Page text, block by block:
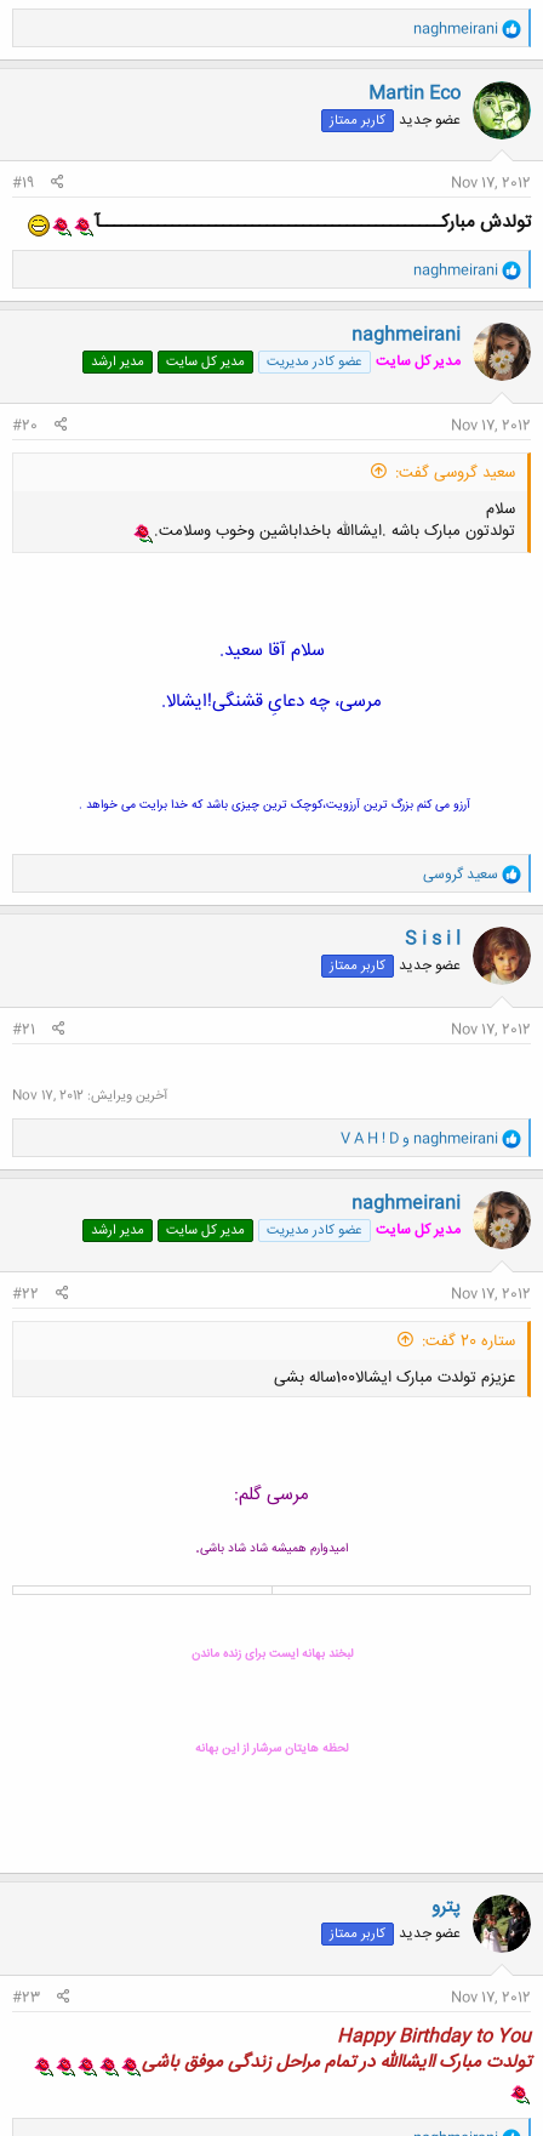
و
ا
ک
ن
ش
ه
ا
naghmeirani
Martin Eco
عضو جدید کاربر ممتاز
Nov 17, 2012
#19
تولدش مبارکـــــــــــــــــــــــــــــــــــــــــــــــآ
و
ا
ک
ن
ش
ه
ا
naghmeirani
naghmeirani
مدیر کل سایت عضو کادر مدیریت مدیر کل سایت مدیر ارشد
Nov 17, 2012
#20
سعید گروسی گفت:
سلام
تولدتون مبارک باشه .ایشاالله باخداباشین وخوب وسلامت.
سلام آقا سعید.
مرسی، چه دعایِ قشنگی!ایشالا.
آرزو می کنم بزرگ ترین آرزویت،کوچک ترین چیزی باشد که خدا برایت می خواهد .
و
ا
ک
ن
ش
ه
ا
سعید گروسی
S i s i l
عضو جدید کاربر ممتاز
Nov 17, 2012
#21
آخرین ویرایش: Nov 17, 2012
و
ا
ک
ن
ش
ه
ا
naghmeirani وV A H ! D
naghmeirani
مدیر کل سایت عضو کادر مدیریت مدیر کل سایت مدیر ارشد
Nov 17, 2012
#22
ستاره 20 گفت:
عزیزم تولدت مبارک ایشالا100ساله بشی
کلیک کنید تا باز شود...
مرسی گلم:
امیدوارم همیشه شاد شاد باشی.
لبخند بهانه ایست برای زنده ماندن
لحظه هایتان سرشار از این بهانه
پترو
عضو جدید کاربر ممتاز
Nov 17, 2012
#23
Happy Birthday to You
تولدت مبارک اایشاالله در تمام مراحل زندگی موفق باشی